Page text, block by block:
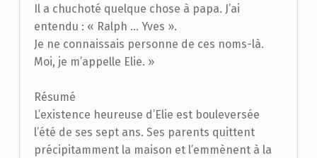
Il a chuchoté quelque chose à papa. J’ai
entendu : « Ralph … Yves ».
Je ne connaissais personne de ces noms-là.
Moi, je m’appelle Elie. »
Résumé
L’existence heureuse d’Elie est bouleversée
l’été de ses sept ans. Ses parents quittent
précipitamment la maison et l’emmènent à la